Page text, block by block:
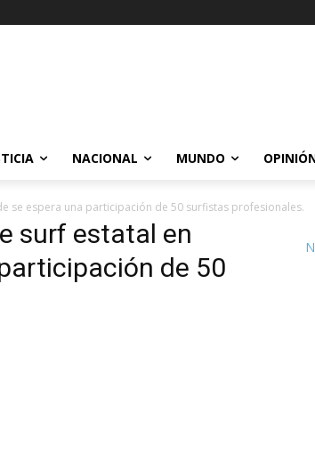
NACIONAL MUNDO
se espera una participación de 50 surfistas profesionales.
surf estatal en
de 50